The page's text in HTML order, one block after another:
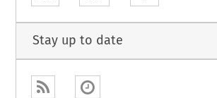
Stay up to date